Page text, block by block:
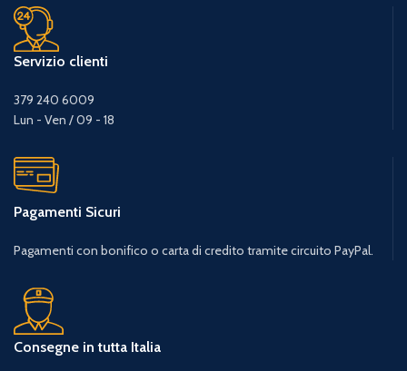
Servizio clienti
379 240 6009
Lun - Ven / 09 - 18
Pagamenti Sicuri
Pagamenti con bonifico o carta di credito tramite circuito PayPal.
Consegne in tutta Italia